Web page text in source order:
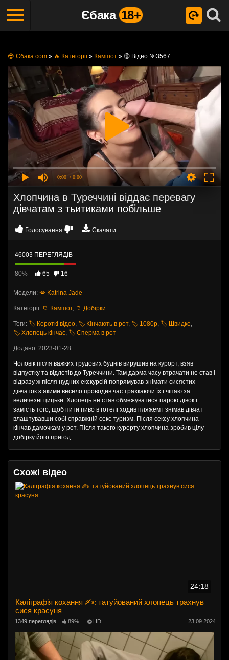
Єбака 18+
😎 Єбака.com » 🔥 Категорії» Камшот » 🔞 Відео №3567
0:00 / 0:00
Хлопчина в Туреччині віддає перевагу
дівчатам з тьитиками побільше
Голосування Скачати
46003 ПЕРЕГЛЯДІВ
80% 65 16
Модели: 💋 Katrina Jade
Категорії: 📁 Камшот, 📁 Добірки
Теги: 🏷️ Короткі відео, 🏷️ Кінчають в рот, 🏷️ 1080p, 🏷️ Швидке,
🏷️ Хлопець кінчає, 🏷️ Сперма в рот
Додано: 2023-01-28
Чоловік після важких трудових буднів вирушив на курорт, взяв
відпустку та відлетів до Туреччини. Там дарма часу втрачати не став і
відразу ж після нудних екскурсій попрямував знімати сисястих
дівчаток з якими весело проводив час трахкаючи їх і чіпаю за
величезні цицьки. Хлопець не став обмежуватися парою дівок і
замість того, щоб пити пиво в готелі ходив пляжем і знімав дівчат
влаштувавши собі справжній секс туризм. Після сексу хлопчина
кінчав дамочкам у рот. Після такого курорту хлопчина зробив цілу
добірку його пригод.
Схожі відео
24:18
Каліграфія кохання ✍️: татуйований хлопець трахнув
сися красуня
1349 переглядів 89% HD 23.09.2024